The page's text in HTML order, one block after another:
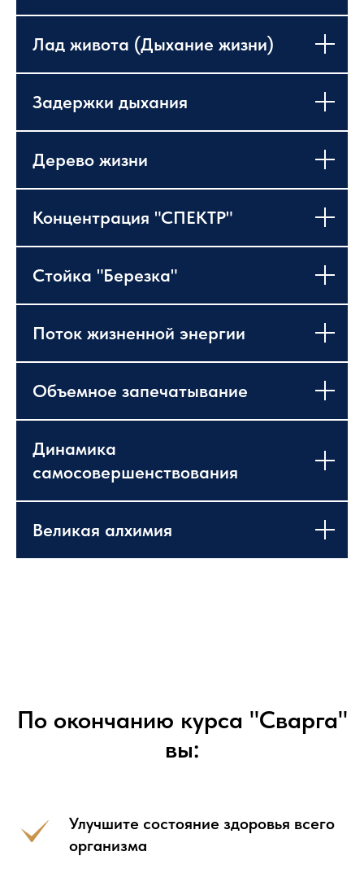
Лад живота (Дыхание жизни)
Задержки дыхания
Дерево жизни
Концентрация "СПЕКТР"
Стойка "Березка"
Поток жизненной энергии
Объемное запечатывание
Динамика
самосовершенствования
Великая алхимия
По окончанию курса "Сварга"
вы:
Улучшите состояние здоровья всего
организма